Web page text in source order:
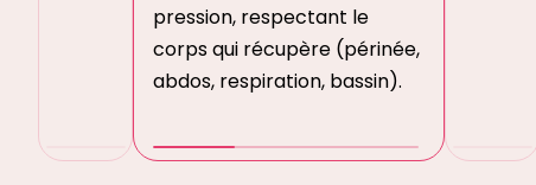
pression, respectant le
corps qui récupère (périnée,
abdos, respiration, bassin).